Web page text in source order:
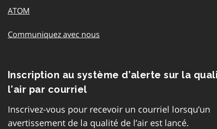
ATOM
Communiquez avec nous
Inscription au système d’alerte sur la
l’air par courriel
Inscrivez-vous pour recevoir un courriel lorsqu’un
avertissement de la qualité de l’air est lancé.